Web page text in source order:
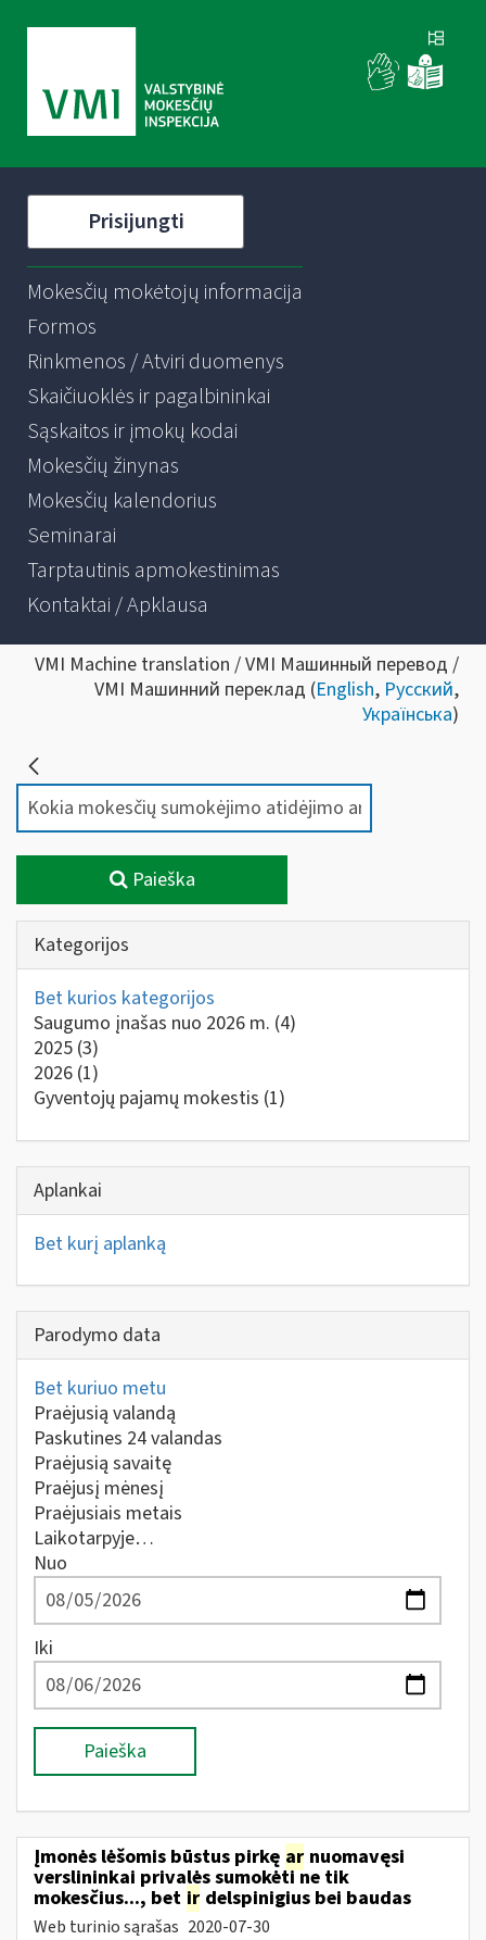
Prisijungti
Mokesčių mokėtojų informacija
Formos
Rinkmenos / Atviri duomenys
Skaičiuoklės ir pagalbininkai
Sąskaitos ir įmokų kodai
Mokesčių žinynas
Mokesčių kalendorius
Seminarai
Tarptautinis apmokestinimas
Kontaktai / Apklausa
VMI Machine translation / VMI Машинный перевод /
VMI Машинний переклад (English, Русский,
Українська)
Paieška
Kategorijos
Bet kurios kategorijos
Saugumo įnašas nuo 2026 m. (4)
2025 (3)
2026 (1)
Gyventojų pajamų mokestis (1)
Aplankai
Bet kurį aplanką
Parodymo data
Bet kuriuo metu
Praėjusią valandą
Paskutines 24 valandas
Praėjusią savaitę
Praėjusį mėnesį
Praėjusiais metais
Laikotarpyje…
Nuo
Iki
Paieška
Įmonės lėšomis būstus pirkę ar nuomavęsi
verslininkai privalės sumokėti ne tik
mokesčius..., bet ir delspinigius bei baudas
Web turinio sąrašas 2020-07-30